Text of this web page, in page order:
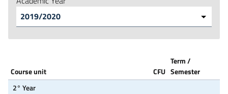
Course unit CFU
Term /
Semester
2° Year